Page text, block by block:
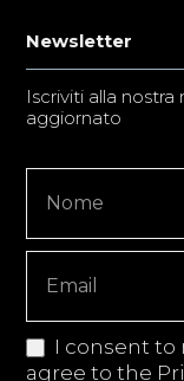
Newsletter
Iscriviti alla
aggiornato
Signup
Copy
I consent to
agree to the